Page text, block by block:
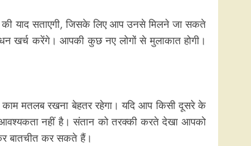
की याद सताएगी, जिसके लिए आप उनसे मिलने जा सकते
खर्च करेंगे। आपकी कुछ नए लोगों से मुलाकात होगी।
मतलब रखना बेहतर रहेगा। यदि आप किसी दूसरे के
नहीं है। संतान को तरक्की करते देखा आपको
बातचीत कर सकते हैं।